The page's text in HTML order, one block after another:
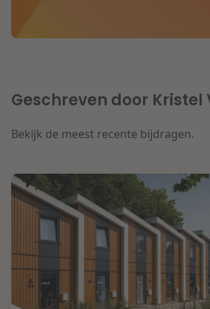
Geschreven door Kristel
Bekijk de meest recente bijdragen.